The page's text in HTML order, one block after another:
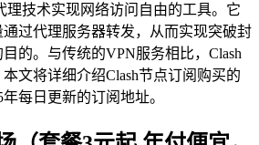
理技术实现网络访问自由的工具。它
过代理服务器转发，从而实现突破封
的。与传统的VPN服务相比，Clash
文将详细介绍Clash节点订阅购买的
每日更新的订阅地址。